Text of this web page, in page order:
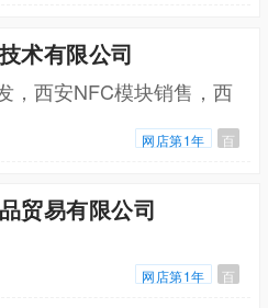
术有限公司
，西安NFC模块销售，西
网店第1年 百
贸易有限公司
网店第1年 百